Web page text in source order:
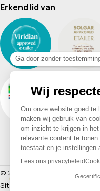
Erkend lid van
© 2026 Drogisterij Het
Sitemap